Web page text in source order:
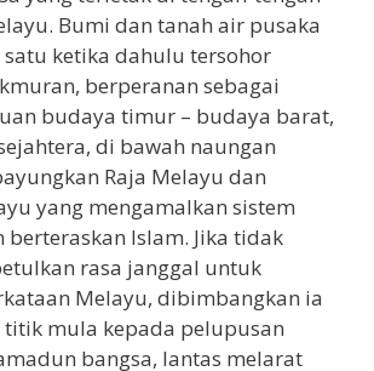
Bumi dan tanah air pusaka
satu ketika dahulu tersohor
berperanan sebagai
budaya timur – budaya barat,
di bawah naungan
Raja Melayu dan
yang mengamalkan sistem
berteraskan Islam. Jika tidak
rasa janggal untuk
Melayu, dibimbangkan ia
mula kepada pelupusan
bangsa, lantas melarat